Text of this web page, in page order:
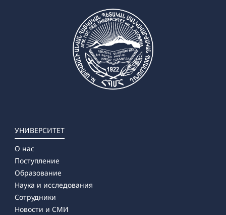
УНИВЕРСИТЕТ
О нас
Поступление
Образование
Наука и исследования
Сотрудники
Новости и СМИ